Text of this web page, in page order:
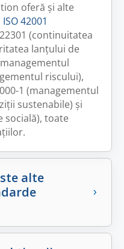
oferă și alte
ISO 42001
(continuitatea
lanțului de
riscului),
1 (managementul
sustenabile) și
socială), toate
alte